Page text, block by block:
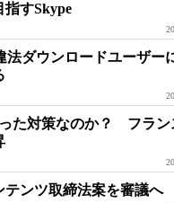
指すSkype
法ダウンロードユーザー
た対策なのか？ フラン
テンツ取締法案を審議へ